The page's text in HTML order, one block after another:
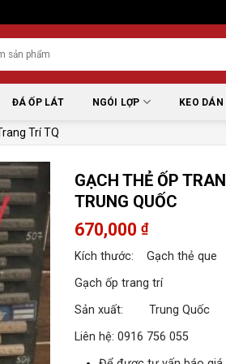
ĐÁ ỐP LÁT NGÓI LỢP KEO DÁN
Trí TQ
GẠCH THẺ ỐP
TRUNG QUỐC
670,000₫
Kích thước: Gạch thẻ que
Gạch ốp trang trí
Sản xuất: Trung Quốc
Liên hệ: 0916 756 055